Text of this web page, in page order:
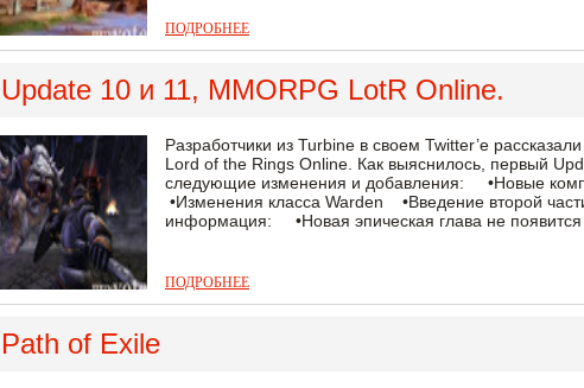
ПОДРОБНЕЕ
Update 10 и 11, MMORPG LotR Online.
Разработчики из Turbine в своем Twitter’e
Lord of the Rings Online. Как выяснилось, первый
следующие изменения и добавления: •Новые
•Изменения класса Warden •Введение второй
информация: •Новая эпическая глава не появится
ПОДРОБНЕЕ
Path of Exile